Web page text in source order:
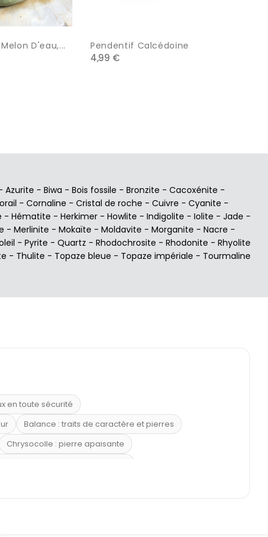
D'eau,... Pendentif Calcédoine
4,99 €
Azurite - Biwa - Bois fossile - Bronzite - Cacoxénite -
- Cornaline - Cristal de roche - Cuivre - Cyanite -
- Hématite - Herkimer - Howlite - Indigolite - Iolite - Jade -
- Merlinite - Mokaïte - Moldavite - Morganite - Nacre -
- Pyrite - Quartz - Rhodochrosite - Rhodonite - Rhyolite
- Thulite - Topaze bleue - Topaze impériale - Tourmaline
en toute sécurité
Balance : traits de caractère et pierres
Chrysocolle : pierre apaisante